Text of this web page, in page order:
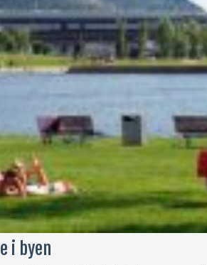
i byen